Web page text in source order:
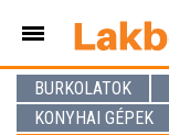
BURKOLATOK
KONYHAI GÉPEK